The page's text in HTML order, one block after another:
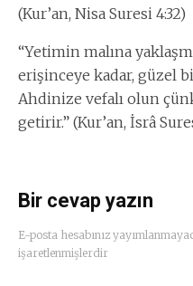
(Kur’an, Nisa Suresi 4:32)
“Yetimin malına
erişinceye kadar, güzel
Ahdinize vefalı olun
getirir.” (Kur’an, İsrâ
Bir cevap yazın
E-posta hesabınız
işaretlenmişlerdir